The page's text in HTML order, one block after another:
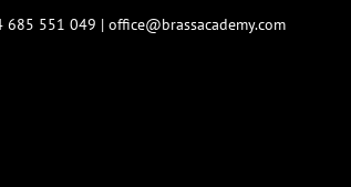
685 551 049 | office@brassacademy.com